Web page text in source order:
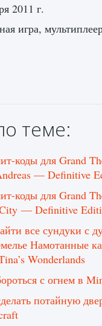
EA FC 25 beta,
1 370 0
предметы в Creatures
1 266 0
Изгоев в Diablo 4
2011 г.
игра,
теме:
коды для Grand
— Definitive
коды для Grand
— Definitive
все сундуки с
Намотанные
Wonderlands
с огнем в
потайную